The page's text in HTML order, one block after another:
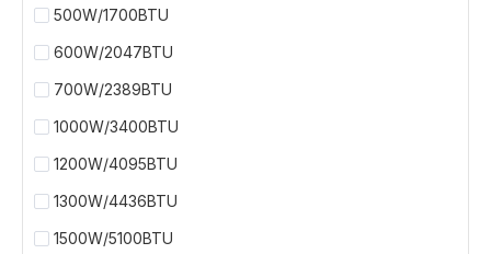
500W/1700BTU
600W/2047BTU
700W/2389BTU
1000W/3400BTU
1200W/4095BTU
1300W/4436BTU
1500W/5100BTU